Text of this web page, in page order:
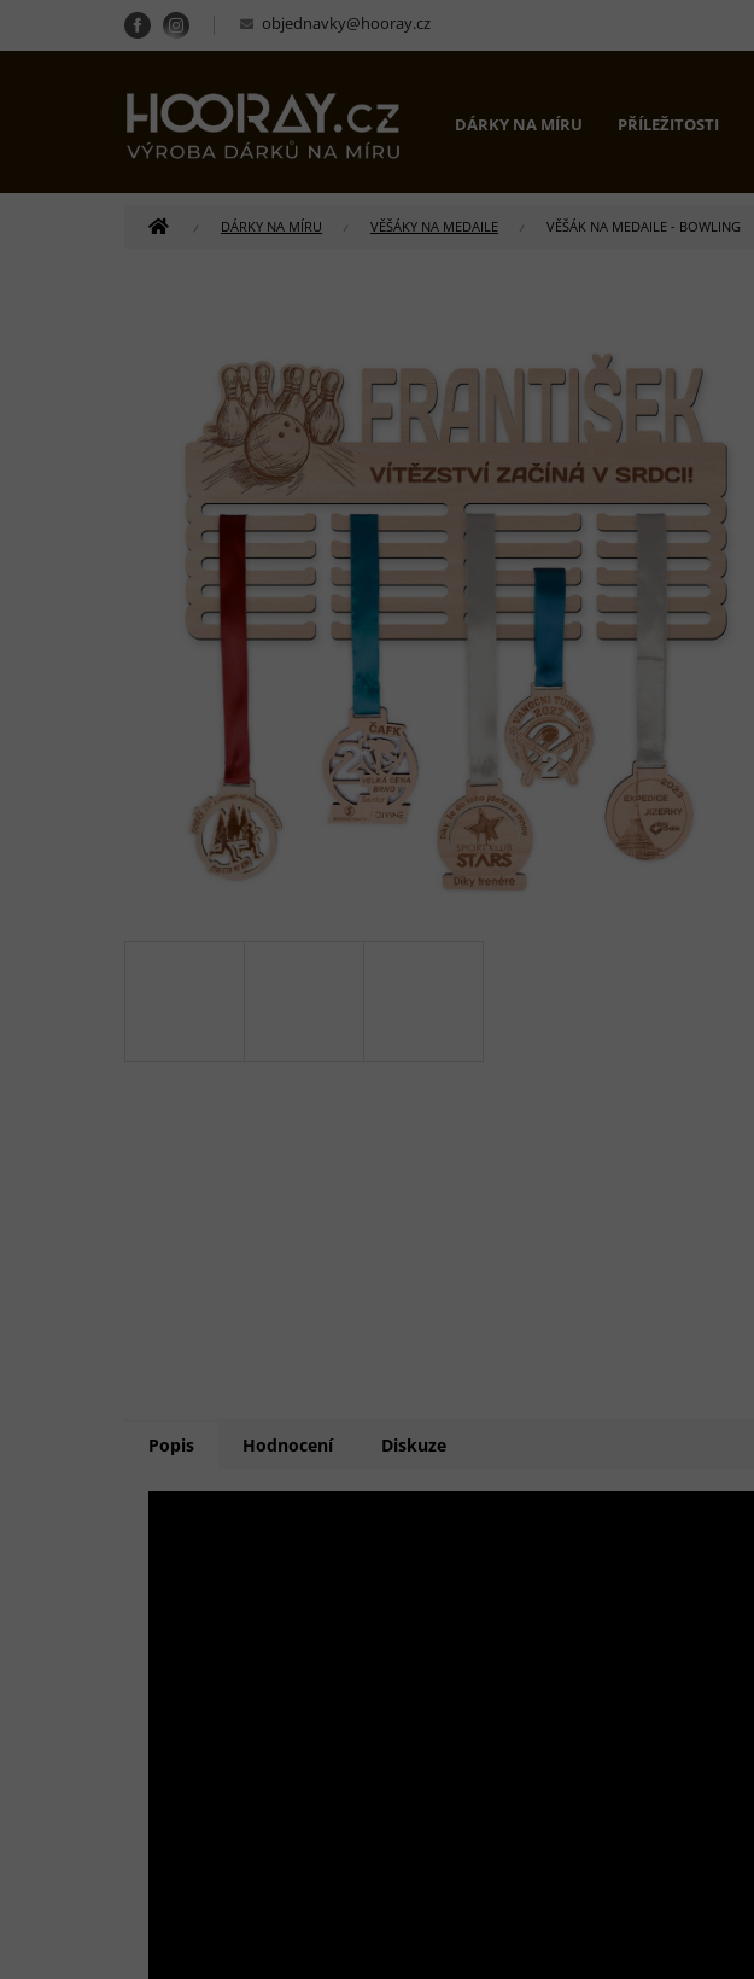
obsah
objednavky@hooray.cz
DÁRKY NA MÍRU PŘÍLEŽITOSTI
DOMŮ DÁRKY NA MÍRU VĚŠÁKY NA MEDAILE VĚŠÁK NA MEDAILE - BOWLING
Popis Hodnocení Diskuze